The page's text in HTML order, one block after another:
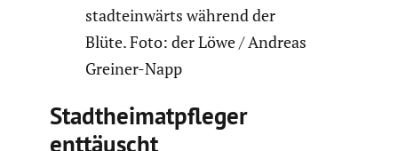
stadt­ein­wärts während der
Blüte. Foto: der Löwe / Andreas
Greiner-Napp
Stadt­hei­mat­pfleger
enttäuscht